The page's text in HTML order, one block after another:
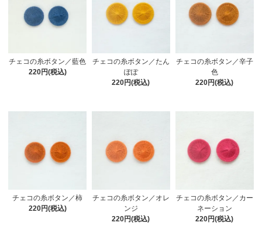
チェコの糸ボタン／藍色
220円(税込)
チェコの糸ボタン／たん
ぽぽ
220円(税込)
チェコの糸ボタン／辛子
色
220円(税込)
チェコの糸ボタン／柿
220円(税込)
チェコの糸ボタン／オレ
ンジ
220円(税込)
チェコの糸ボタン／カー
ネーション
220円(税込)